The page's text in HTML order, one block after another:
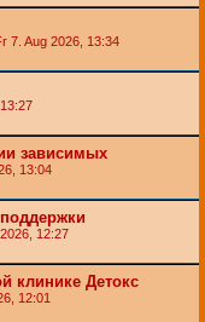
7. Aug 2026, 13:34
зависимых
13:04
12:27
клинике Детокс
12:01